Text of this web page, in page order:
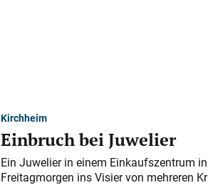
Kirchheim
Einbruch bei Juwelier
Ein Juwelier in einem Einkaufszentrum
Freitagmorgen ins Visier von mehreren